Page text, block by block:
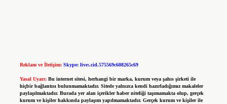
Reklam ve İletişim: Skype: live:.cid.575569c608265c69
Yasal Uyarı: Bu internet sitesi, herhangi bir marka, kurum veya şahıs şirketi ile
hiçbir bağlantısı bulunmamaktadır. Sitede yalnızca kendi hazırladığımız makaleler
paylaşılmaktadır. Burada yer alan içerikler haber niteliği taşımamakta olup, gerçek
kurum ve kişiler hakkında paylaşım yapılmamaktadır. Gerçek kurum ve kişiler ile